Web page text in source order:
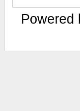
Powered